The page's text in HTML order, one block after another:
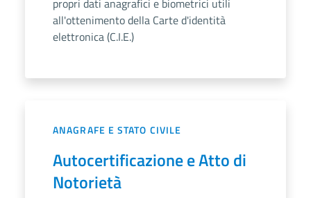
propri dati anagrafici e biometrici utili
all'ottenimento della Carte d'identità
elettronica (C.I.E.)
ANAGRAFE E STATO CIVILE
Autocertificazione e Atto di
Notorietà